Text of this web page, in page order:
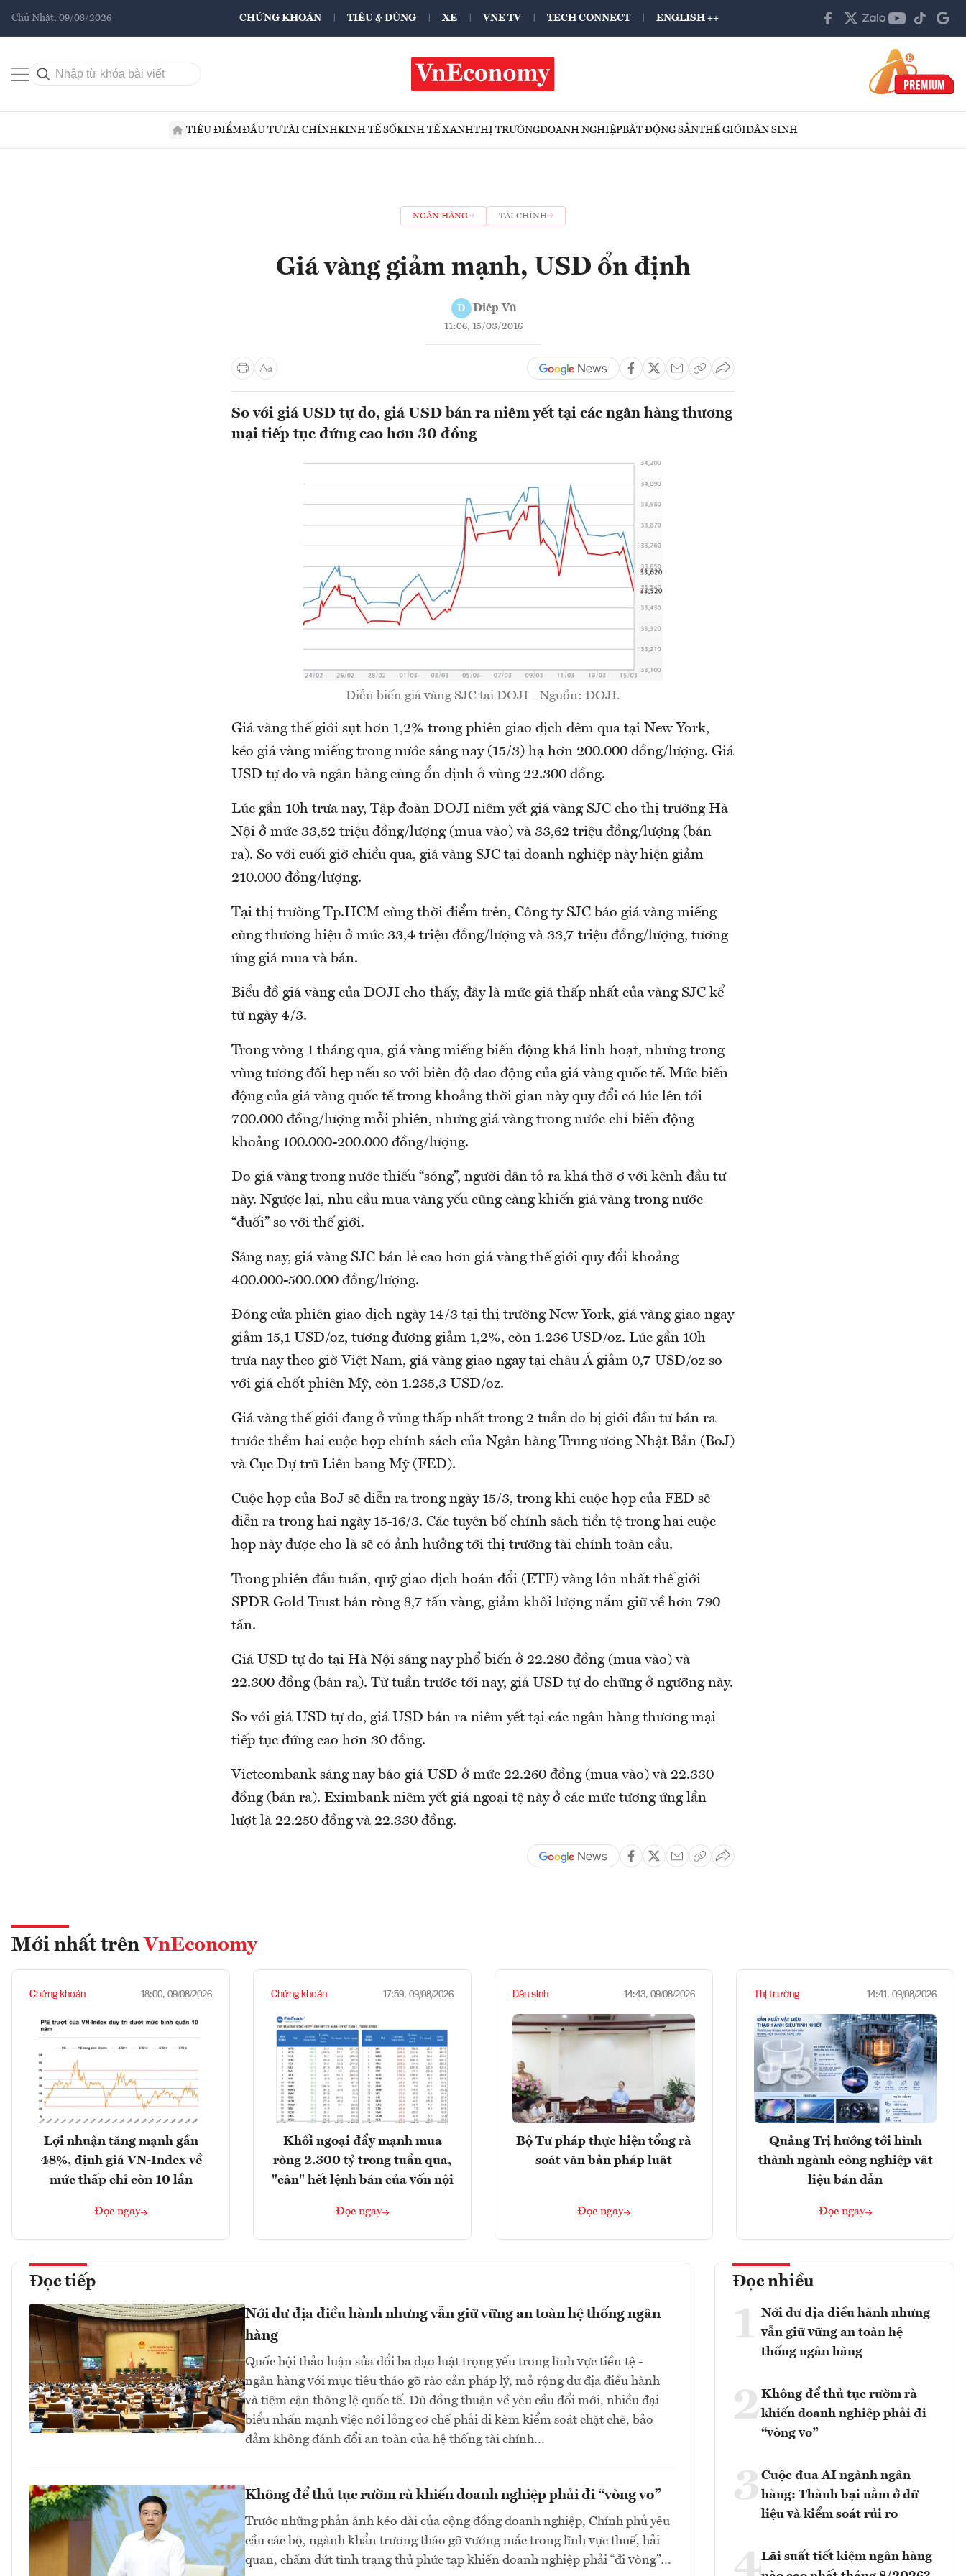
Chủ Nhật, 09/08/2026 CHỨNG KHOÁN TIÊU & DÙNG XE VNE TV TECH CONNECT ENGLISH ++
TIÊU ĐIỂMĐẦU TƯTÀI CHÍNHKINH TẾ SỐKINH TẾ XANHTHỊ TRƯỜNGDOANH NGHIỆPBẤT ĐỘNG SẢNTHẾ GIỚIDÂN SINH
NGÂN HÀNG TÀI CHÍNH
Giá vàng giảm mạnh, USD ổn định
D Diệp Vũ
11:06, 15/03/2016
So với giá USD tự do, giá USD bán ra niêm yết tại các ngân hàng thương
mại tiếp tục đứng cao hơn 30 đồng
Diễn biến giá vàng SJC tại DOJI - Nguồn: DOJI.
Giá vàng thế giới sụt hơn 1,2% trong phiên giao dịch đêm qua tại New York,
kéo giá vàng miếng trong nước sáng nay (15/3) hạ hơn 200.000 đồng/lượng. Giá
USD tự do và ngân hàng cùng ổn định ở vùng 22.300 đồng.
Lúc gần 10h trưa nay, Tập đoàn DOJI niêm yết giá vàng SJC cho thị trường Hà
Nội ở mức 33,52 triệu đồng/lượng (mua vào) và 33,62 triệu đồng/lượng (bán
ra). So với cuối giờ chiều qua, giá vàng SJC tại doanh nghiệp này hiện giảm
210.000 đồng/lượng.
Tại thị trường Tp.HCM cùng thời điểm trên, Công ty SJC báo giá vàng miếng
cùng thương hiệu ở mức 33,4 triệu đồng/lượng và 33,7 triệu đồng/lượng, tương
ứng giá mua và bán.
Biểu đồ giá vàng của DOJI cho thấy, đây là mức giá thấp nhất của vàng SJC kể
từ ngày 4/3.
Trong vòng 1 tháng qua, giá vàng miếng biến động khá linh hoạt, nhưng trong
vùng tương đối hẹp nếu so với biên độ dao động của giá vàng quốc tế. Mức biến
động của giá vàng quốc tế trong khoảng thời gian này quy đổi có lúc lên tới
700.000 đồng/lượng mỗi phiên, nhưng giá vàng trong nước chỉ biến động
khoảng 100.000-200.000 đồng/lượng.
Do giá vàng trong nước thiếu “sóng”, người dân tỏ ra khá thờ ơ với kênh đầu tư
này. Ngược lại, nhu cầu mua vàng yếu cũng càng khiến giá vàng trong nước
“đuối” so với thế giới.
Sáng nay, giá vàng SJC bán lẻ cao hơn giá vàng thế giới quy đổi khoảng
400.000-500.000 đồng/lượng.
Đóng cửa phiên giao dịch ngày 14/3 tại thị trường New York, giá vàng giao ngay
giảm 15,1 USD/oz, tương đương giảm 1,2%, còn 1.236 USD/oz. Lúc gần 10h
trưa nay theo giờ Việt Nam, giá vàng giao ngay tại châu Á giảm 0,7 USD/oz so
với giá chốt phiên Mỹ, còn 1.235,3 USD/oz.
Giá vàng thế giới đang ở vùng thấp nhất trong 2 tuần do bị giới đầu tư bán ra
trước thềm hai cuộc họp chính sách của Ngân hàng Trung ương Nhật Bản (BoJ)
và Cục Dự trữ Liên bang Mỹ (FED).
Cuộc họp của BoJ sẽ diễn ra trong ngày 15/3, trong khi cuộc họp của FED sẽ
diễn ra trong hai ngày 15-16/3. Các tuyên bố chính sách tiền tệ trong hai cuộc
họp này được cho là sẽ có ảnh hưởng tới thị trường tài chính toàn cầu.
Trong phiên đầu tuần, quỹ giao dịch hoán đổi (ETF) vàng lớn nhất thế giới
SPDR Gold Trust bán ròng 8,7 tấn vàng, giảm khối lượng nắm giữ về hơn 790
tấn.
Giá USD tự do tại Hà Nội sáng nay phổ biến ở 22.280 đồng (mua vào) và
22.300 đồng (bán ra). Từ tuần trước tới nay, giá USD tự do chững ở ngưỡng này.
So với giá USD tự do, giá USD bán ra niêm yết tại các ngân hàng thương mại
tiếp tục đứng cao hơn 30 đồng.
Vietcombank sáng nay báo giá USD ở mức 22.260 đồng (mua vào) và 22.330
đồng (bán ra). Eximbank niêm yết giá ngoại tệ này ở các mức tương ứng lần
lượt là 22.250 đồng và 22.330 đồng.
Mới nhất trên VnEconomy
Chứng khoán 18:00, 09/08/2026
Lợi nhuận tăng mạnh gần
48%, định giá VN-Index về
mức thấp chỉ còn 10 lần
Đọc ngay
Chứng khoán 17:59, 09/08/2026
Khối ngoại đẩy mạnh mua
ròng 2.300 tỷ trong tuần qua,
"cân" hết lệnh bán của vốn nội
Đọc ngay
Dân sinh 14:43, 09/08/2026
Bộ Tư pháp thực hiện tổng rà
soát văn bản pháp luật
Đọc ngay
Thị trường 14:41, 09/08/2026
Quảng Trị hướng tới hình
thành ngành công nghiệp vật
liệu bán dẫn
Đọc ngay
Đọc tiếp
Nới dư địa điều hành nhưng vẫn giữ vững an toàn hệ thống ngân
hàng
Quốc hội thảo luận sửa đổi ba đạo luật trọng yếu trong lĩnh vực tiền tệ -
ngân hàng với mục tiêu tháo gỡ rào cản pháp lý, mở rộng dư địa điều hành
và tiệm cận thông lệ quốc tế. Dù đồng thuận về yêu cầu đổi mới, nhiều đại
biểu nhấn mạnh việc nới lỏng cơ chế phải đi kèm kiểm soát chặt chẽ, bảo
đảm không đánh đổi an toàn của hệ thống tài chính…
Không để thủ tục rườm rà khiến doanh nghiệp phải đi “vòng vo”
Trước những phản ánh kéo dài của cộng đồng doanh nghiệp, Chính phủ yêu
cầu các bộ, ngành khẩn trương tháo gỡ vướng mắc trong lĩnh vực thuế, hải
quan, chấm dứt tình trạng thủ phức tạp khiến doanh nghiệp phải “đi vòng”…
Đọc nhiều
1 Nới dư địa điều hành nhưng
vẫn giữ vững an toàn hệ
thống ngân hàng
2Không để thủ tục rườm rà
khiến doanh nghiệp phải đi
“vòng vo”
3 Cuộc đua AI ngành ngân
hàng: Thành bại nằm ở dữ
liệu và kiểm soát rủi ro
Lãi suất tiết kiệm ngân hàng